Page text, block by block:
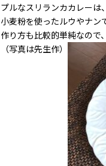
プルなスリランカカレーは
小麦粉を使ったルウやナン
作り方も比較的単純なので
（写真は先生作）